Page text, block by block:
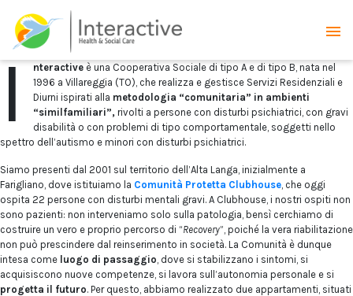
I nteractiveè una Cooperativa Sociale di tipo A e di tipo B, nata nel
1996 a Villareggia (TO), che realizza e gestisce Servizi Residenziali e
Diurni ispirati alla metodologia “comunitaria” in ambienti
“similfamiliari”, rivolti a persone con disturbi psichiatrici, con gravi
disabilità o con problemi di tipo comportamentale, soggetti nello
spettro dell’autismo e minori con disturbi psichiatrici.
Siamo presenti dal 2001 sul territorio dell’Alta Langa, inizialmente a
Farigliano, dove istituiamo la Comunità Protetta Clubhouse, che oggi
ospita 22 persone con disturbi mentali gravi. A Clubhouse, i nostri ospiti non
sono pazienti: non interveniamo solo sulla patologia, bensì cerchiamo di
costruire un vero e proprio percorso di “Recovery”, poiché la vera riabilitazione
non può prescindere dal reinserimento in società. La Comunità è dunque
intesa come luogo di passaggio, dove si stabilizzano i sintomi, si
acquisiscono nuove competenze, si lavora sull’autonomia personale e si
progetta il futuro. Per questo, abbiamo realizzato due appartamenti, situati